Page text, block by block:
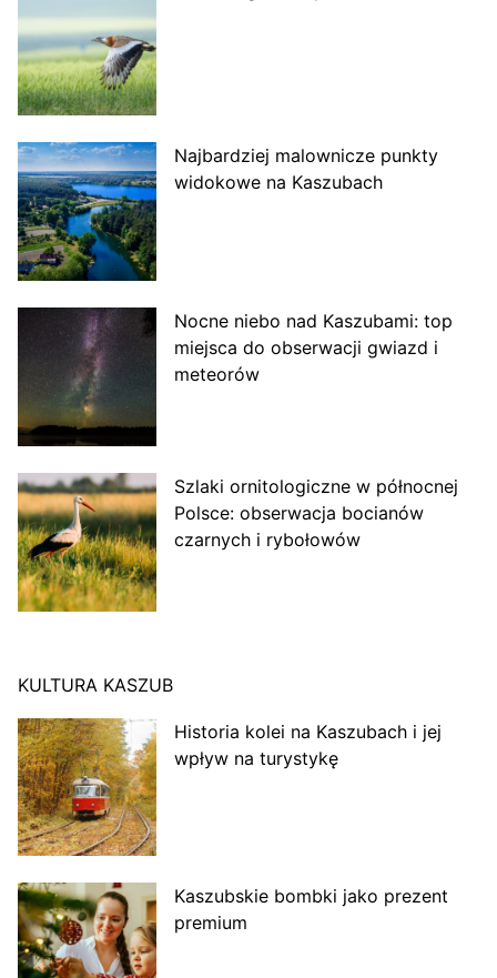
Najbardziej malownicze punkty
widokowe na Kaszubach
Nocne niebo nad Kaszubami: top
miejsca do obserwacji gwiazd i
meteorów
Szlaki ornitologiczne w północnej
Polsce: obserwacja bocianów
czarnych i rybołowów
KULTURA KASZUB
Historia kolei na Kaszubach i jej
wpływ na turystykę
Kaszubskie bombki jako prezent
premium